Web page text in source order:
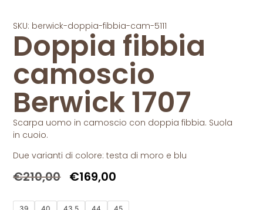
SKU: berwick-doppia-fibbia-cam-5111
Doppia fibbia
camoscio
Berwick 1707
Scarpa uomo in camoscio con doppia fibbia. Suola
in cuoio.
Due varianti di colore: testa di moro e blu
€210,00 €169,00